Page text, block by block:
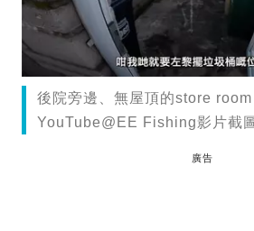
後院旁邊、無屋頂的store room
YouTube@EE Fishing影片截圖
廣告